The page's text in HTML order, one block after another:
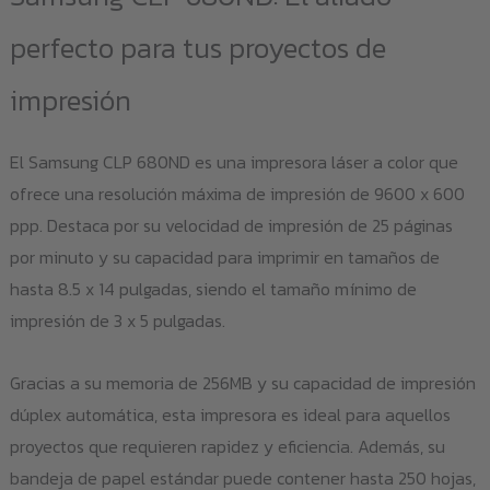
perfecto para tus proyectos de
impresión
El Samsung CLP 680ND es una impresora láser a color que
ofrece una resolución máxima de impresión de 9600 x 600
ppp. Destaca por su velocidad de impresión de 25 páginas
por minuto y su capacidad para imprimir en tamaños de
hasta 8.5 x 14 pulgadas, siendo el tamaño mínimo de
impresión de 3 x 5 pulgadas.
Gracias a su memoria de 256MB y su capacidad de impresión
dúplex automática, esta impresora es ideal para aquellos
proyectos que requieren rapidez y eficiencia. Además, su
bandeja de papel estándar puede contener hasta 250 hojas,